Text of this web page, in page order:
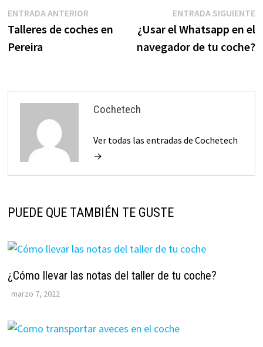
Navegación
de
ENTRADA ANTERIOREntrada
anterior:
Talleres de coches en
Pereira
ENTRADA SIGUIENTE
¿Usar el Whatsapp en el
navegador de tu coche?
Cochetech
Ver todas las entradas de Cochetech
→
PUEDE QUE TAMBIÉN TE GUSTE
¿Cómo llevar las notas del taller de tu coche?
marzo 7, 2022